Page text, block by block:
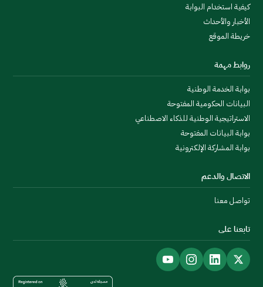
كيفية استخدام البوابة
الأخبار والأحداث
خريطة الموقع
روابط مهمة
بوابة الخدمة الوطنية
البيانات الحكومية المفتوحة
الاستراتيجية الوطنية للذكاء الاصطناعي
بوابة البيانات المفتوحة
بوابة المشاركة الإلكترونية
الاتصال والدعم
تواصل معنا
تابعنا على